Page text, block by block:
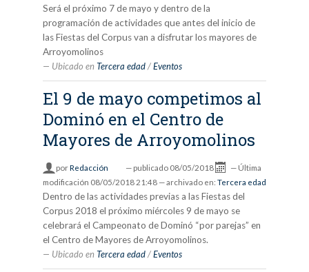
Será el próximo 7 de mayo y dentro de la
programación de actividades que antes del inicio de
las Fiestas del Corpus van a disfrutar los mayores de
Arroyomolinos
Ubicado en Tercera edad /Eventos
El 9 de mayo competimos al
Dominó en el Centro de
Mayores de Arroyomolinos
porRedacción — publicado 08/05/2018 — Última
modificación 08/05/2018 21:48 — archivado en: Tercera edad
Dentro de las actividades previas a las Fiestas del
Corpus 2018 el próximo miércoles 9 de mayo se
celebrará el Campeonato de Dominó “por parejas” en
el Centro de Mayores de Arroyomolinos.
Ubicado en Tercera edad /Eventos